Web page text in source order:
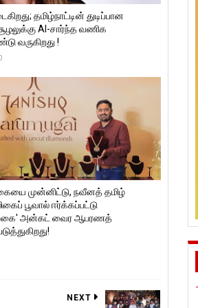
தமிழ்நாட்டின் துடிப்பான
AI-சார்ந்த வணிக
வருகிறது !
முன்னிட்டு, நவீனத் தமிழ்
பூவால் ஈர்க்கப்பட்டு
அன்கட் வைர ஆபரணத்
NEXT